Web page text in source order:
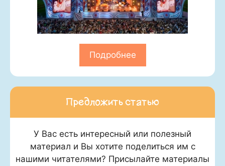
Подробнее
Предложить статью
У Вас есть интересный или полезный
материал и Вы хотите поделиться им с
нашими читателями? Присылайте материалы